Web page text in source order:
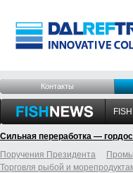
Контакты
Сильная переработка —
Поручения Президента
Торговля рыбой и